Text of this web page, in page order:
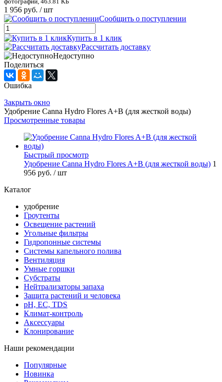
1 956 руб. / шт
Сообщить о поступлении
Купить в 1 клик
Рассчитать доставку
Недоступно
Поделиться
Ошибка
Закрыть окно
Удобрение Canna Hydro Flores A+B (для жесткой воды)
Просмотренные товары
Быстрый просмотр
Удобрение Canna Hydro Flores A+B (для жесткой воды) 1
956 руб. / шт
Каталог
удобрение
Гроутенты
Освещение растений
Угольные фильтры
Гидропонные системы
Системы капельного полива
Вентиляция
Умные горшки
Субстраты
Нейтрализаторы запаха
Защита растений и человека
pH, EC, TDS
Климат-контроль
Аксессуары
Клонирование
Наши рекомендации
Популярные
Новинка